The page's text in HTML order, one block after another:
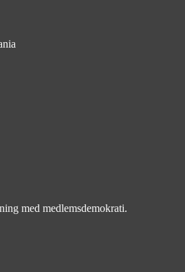
med medlemsdemokrati.